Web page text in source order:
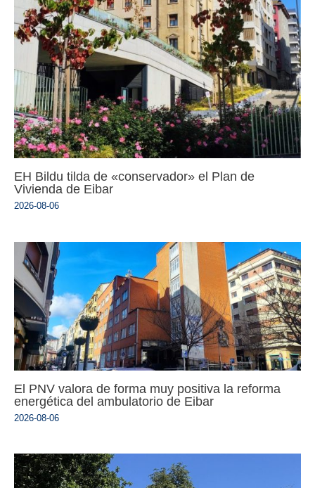
EH Bildu tilda de «conservador» el Plan de
Vivienda de Eibar
2026-08-06
El PNV valora de forma muy positiva la reforma
energética del ambulatorio de Eibar
2026-08-06